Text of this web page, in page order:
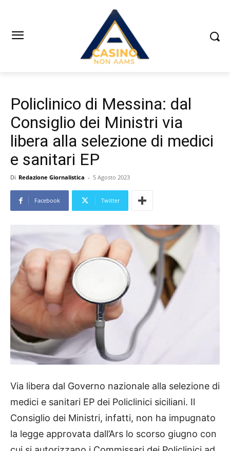
Policlinico di Messina: dal
Consiglio dei Ministri via
libera alla selezione di medici
e sanitari EP
Di Redazione Giornalistica - 5 Agosto 2023
Facebook Twitter
Via libera dal Governo nazionale alla selezione di
medici e sanitari EP dei Policlinici siciliani. Il
Consiglio dei Ministri, infatti, non ha impugnato
la legge approvata dall’Ars lo scorso giugno con